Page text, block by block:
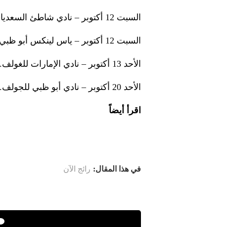
السبت 12 أكتوبر – نادي شاطئ السعديات للغولف.
السبت 12 أكتوبر – ياس لينكس أبو ظبي.
الأحد 13 أكتوبر – نادي الإمارات للغولف.
الأحد 20 أكتوبر – نادي أبو ظبي للجولف.
اقرأ أيضاً
في هذا المقال: رائج الآن